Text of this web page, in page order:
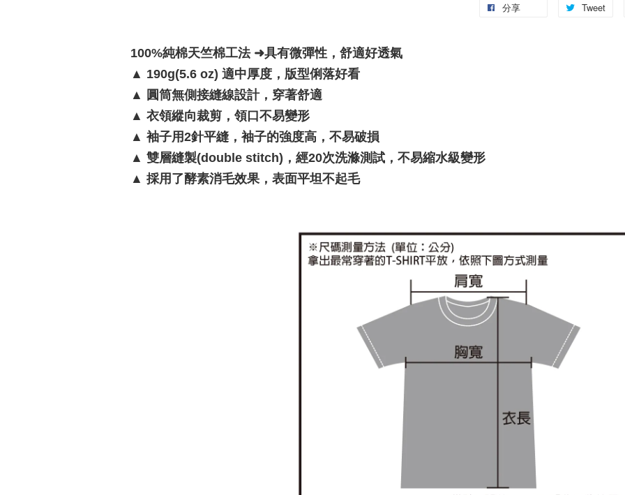
分享 Tweet
100%純棉天竺棉工法 ➜具有微彈性，舒適好透氣
▲ 190g(5.6 oz) 適中厚度，版型俐落好看
▲ 圓筒無側接縫線設計，穿著舒適
▲ 衣領縱向裁剪，領口不易變形
▲ 袖子用2針平縫，袖子的強度高，不易破損
▲ 雙層縫製(double stitch)，經20次洗滌測試，不易縮水級變形
▲ 採用了酵素消毛效果，表面平坦不起毛